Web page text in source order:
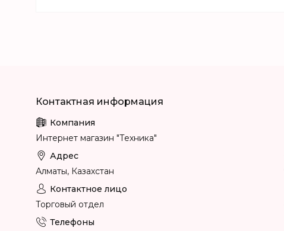
Интернет магазин "Техника"
Алматы, Казахстан
Торговый отдел